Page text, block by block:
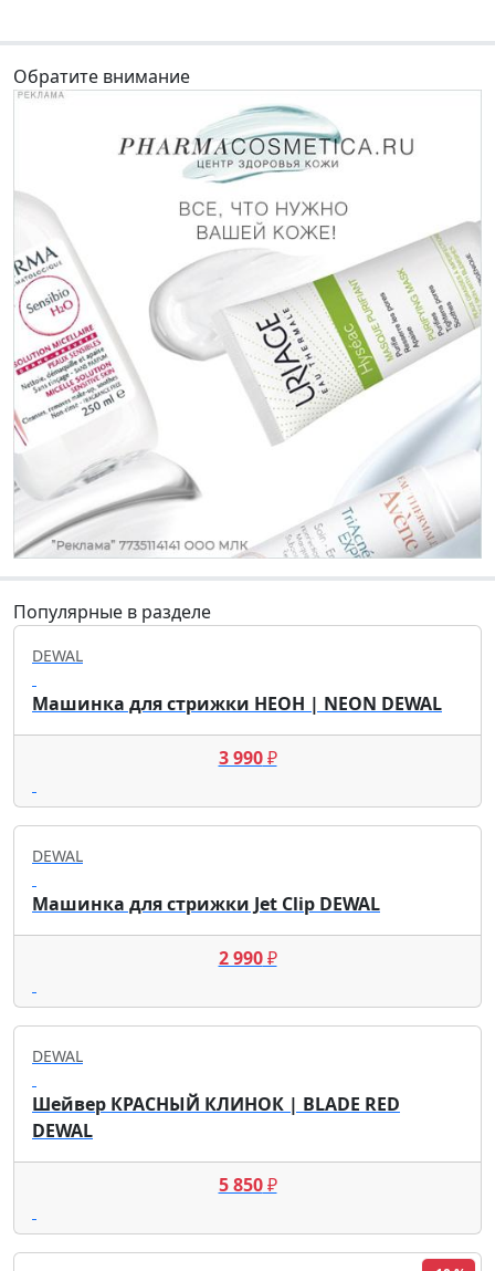
Обратите внимание
Популярные в разделе
DEWAL
Машинка для стрижки НЕОН | NEON DEWAL
3 990₽
DEWAL
Машинка для стрижки Jet Clip DEWAL
2 990₽
DEWAL
Шейвер КРАСНЫЙ КЛИНОК | BLADE RED
DEWAL
5 850₽